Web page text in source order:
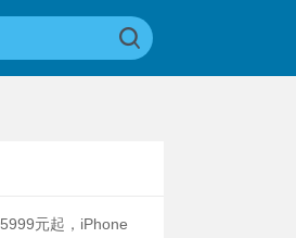
5999元起，iPhone